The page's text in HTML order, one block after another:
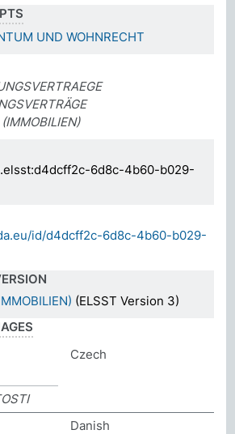
UND WOHNRECHT
6d8c-4b60-b029-
id/d4dcff2c-6d8c-4b60-b029-
(ELSST Version 3)
Czech
Danish